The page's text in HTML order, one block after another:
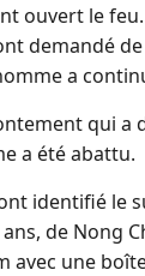
ouvert le
demandé
a
qui a
a été abattu.
identifié le
ans, de Nong
avec une